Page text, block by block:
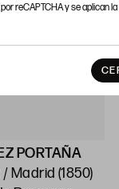
reCAPTCHA y se aplican la
PORTAÑA
/ Madrid (1850)